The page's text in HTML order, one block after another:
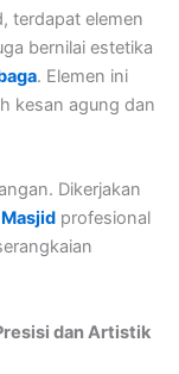
terdapat elemen
bernilai estetika
. Elemen ini
kesan agung dan
Dikerjakan
profesional
dan Artistik